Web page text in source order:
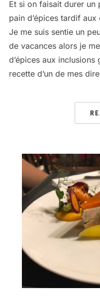
Et si on faisait durer un
pain d’épices tardif
Je me suis sentie un
de vacances alors je
d’épices aux
recette d’un de mes